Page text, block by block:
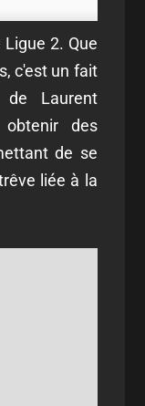
2. Que
c'est un fait
de Laurent
des
de se
liée à la